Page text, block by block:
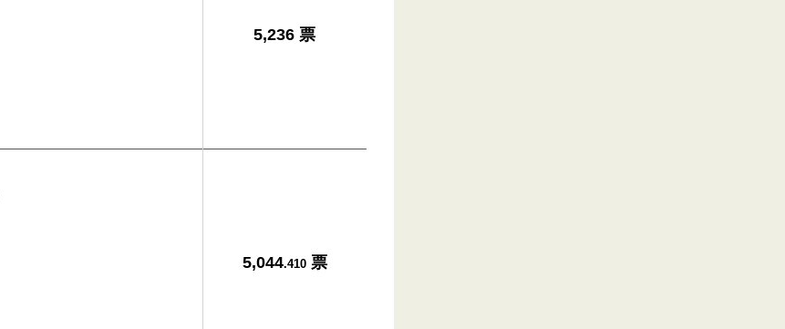
5,236 票
5,044.410票